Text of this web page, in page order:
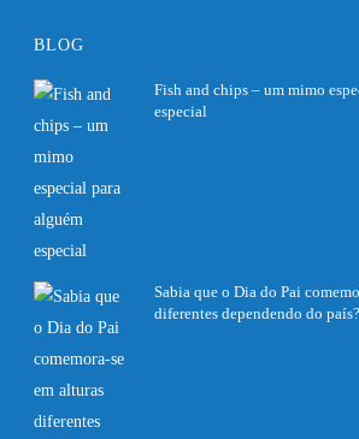
BLOG
Fish and chips – um mimo
especial
Sabia que o Dia do Pai
diferentes dependendo do país?